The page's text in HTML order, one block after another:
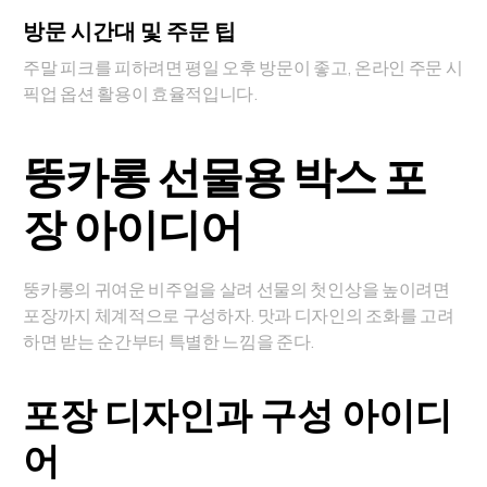
방문 시간대 및 주문 팁
주말 피크를 피하려면 평일 오후 방문이 좋고, 온라인 주문 시
픽업 옵션 활용이 효율적입니다.
뚱카롱 선물용 박스 포
장 아이디어
뚱카롱의 귀여운 비주얼을 살려 선물의 첫인상을 높이려면
포장까지 체계적으로 구성하자. 맛과 디자인의 조화를 고려
하면 받는 순간부터 특별한 느낌을 준다.
포장 디자인과 구성 아이디
어